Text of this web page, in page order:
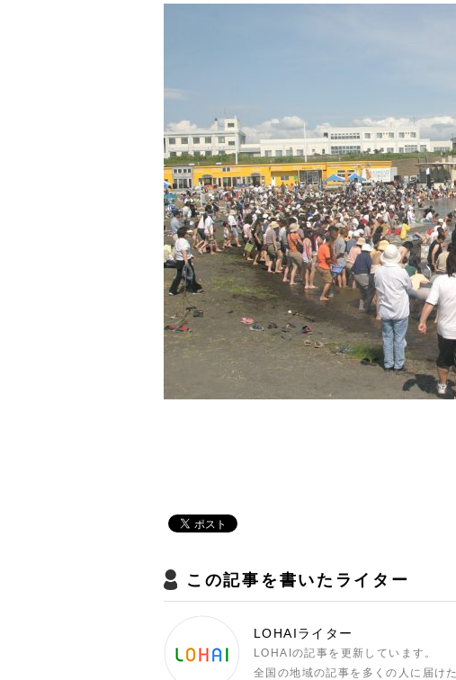
この記事を書いたライター
LOHAIライター
LOHAIの記事を更新しています。
全国の地域の記事を多くの人に届け